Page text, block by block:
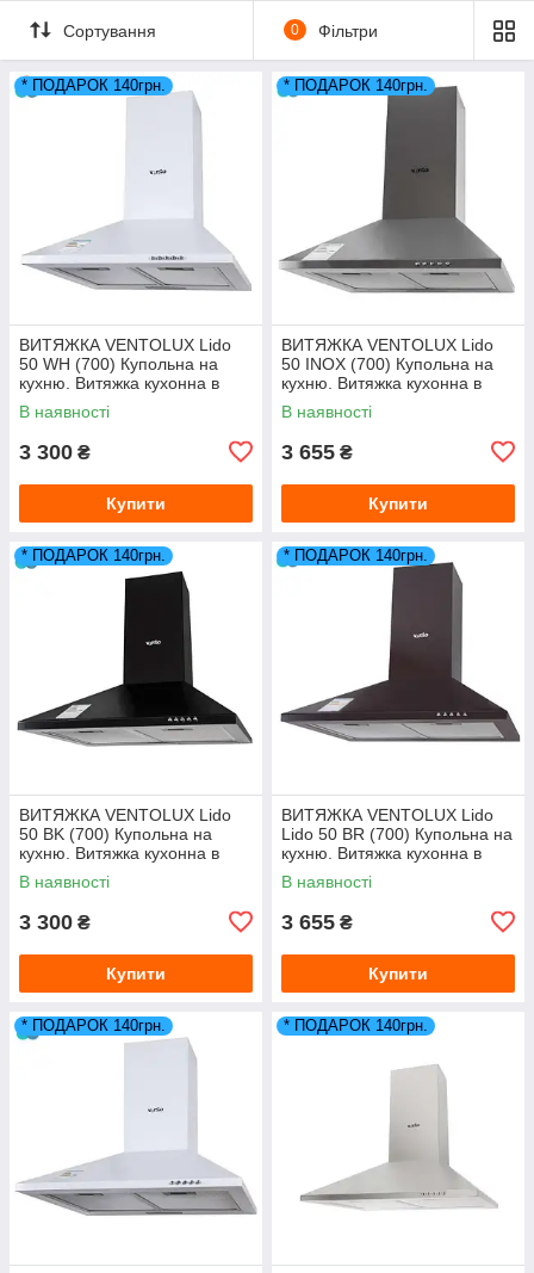
Сортування 0 Фільтри
* ПОДАРОК 140грн.
ВИТЯЖКА VENTOLUX Lido
50 WH (700) Купольна на
кухню. Витяжка кухонна в
Україні. *ЗНИЖКА В ОПИСІ.
В наявності
3 300 ₴
Купити
* ПОДАРОК 140грн.
ВИТЯЖКА VENTOLUX Lido
50 INOX (700) Купольна на
кухню. Витяжка кухонна в
Україні. *ЗНИЖКА В ОПИСІ.
В наявності
3 655 ₴
Купити
* ПОДАРОК 140грн.
ВИТЯЖКА VENTOLUX Lido
50 BK (700) Купольна на
кухню. Витяжка кухонна в
Україні. *ЗНИЖКА В ОПИСІ.
В наявності
3 300 ₴
Купити
* ПОДАРОК 140грн.
ВИТЯЖКА VENTOLUX Lido
Lido 50 BR (700) Купольна на
кухню. Витяжка кухонна в
Україні. *ЗНИЖКА В ОПИСІ.
В наявності
3 655 ₴
Купити
* ПОДАРОК 140грн. * ПОДАРОК 140грн.